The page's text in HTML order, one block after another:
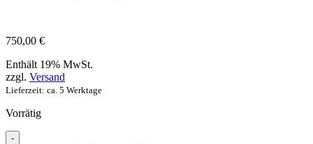
750,00 €
Enthält 19% MwSt.
zzgl. Versand
Lieferzeit: ca. 5 Werktage
Vorrätig
-